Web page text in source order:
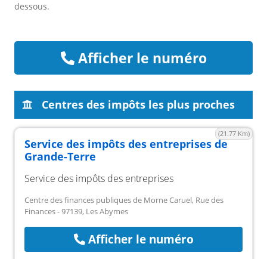
dessous.
Afficher le numéro
Centres des impôts les plus proches
(21.77 Km)
Service des impôts des entreprises de
Grande-Terre
Service des impôts des entreprises
Centre des finances publiques de Morne Caruel, Rue des
Finances - 97139, Les Abymes
Afficher le numéro